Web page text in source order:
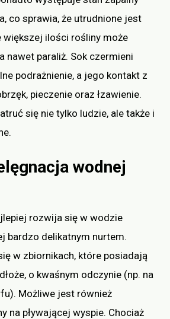
co sprawia, że utrudnione jest
większej ilości rośliny może
nawet paraliż. Sok czermieni
podrażnienie, a jego kontakt z
pieczenie oraz łzawienie.
się nie tylko ludzie, ale także i
wodnej
rozwija się w wodzie
bardzo delikatnym nurtem.
w zbiornikach, które posiadają
o kwaśnym odczynie (np. na
Możliwe jest również
na pływającej wyspie. Chociaż